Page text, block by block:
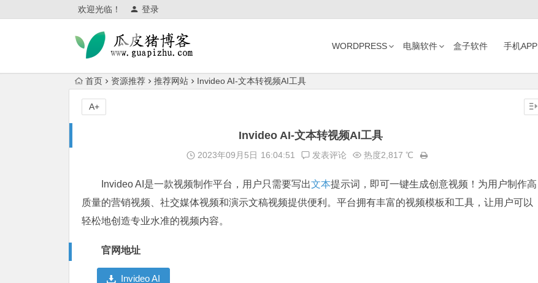
欢迎光临！ 登录
WORDPRESS 电脑软件 盒子软件 手机APP
首页 资源推荐 推荐网站 Invideo AI-文本转视频AI工具
Invideo AI-文本转视频AI工具
2023年09月5日 16:04:51 发表评论 热度2,817 ℃
Invideo AI是一款视频制作平台，用户只需要写出文本提示词，即可一键生成创意视频！为用户制作高
质量的营销视频、社交媒体视频和演示文稿视频提供便利。平台拥有丰富的视频模板和工具，让用户可以
轻松地创造专业水准的视频内容。
官网地址
Invideo AI
A+